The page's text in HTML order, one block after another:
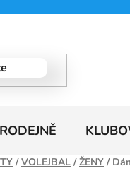
/ VOLEJBAL / ŽENY /